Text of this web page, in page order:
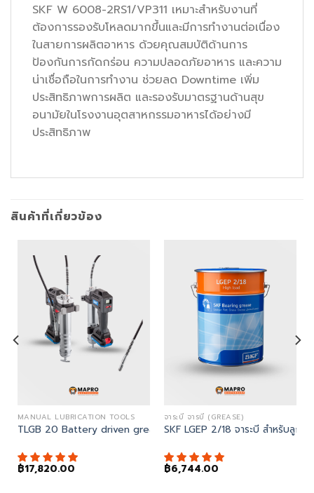
SKF W 6008-2RS1/VP311 เหมาะสำหรับงานที่
ต้องการรองรับโหลดมากขึ้นและมีการทำงานต่อเนื่อง
ในสายการผลิตอาหาร ด้วยคุณสมบัติด้านการ
ป้องกันการกัดกร่อน ความปลอดภัยอาหาร และความ
น่าเชื่อถือในการทำงาน ช่วยลด Downtime เพิ่ม
ประสิทธิภาพการผลิต และรองรับมาตรฐานด้านสุข
อนามัยในโรงงานอุตสาหกรรมอาหารได้อย่างมี
ประสิทธิภาพ
สินค้าที่เกี่ยวข้อง
MANUAL LUBRICATION TOOLS
TLGB 20 Battery driven grease gun (TLGB 21 รหัสแทน)
฿17,820.00
จาระบี จารบี (GREASE)
SKF LGEP 2/18 จาระบี สำหรับลูกปื
฿6,744.00
รเกิดสนิม